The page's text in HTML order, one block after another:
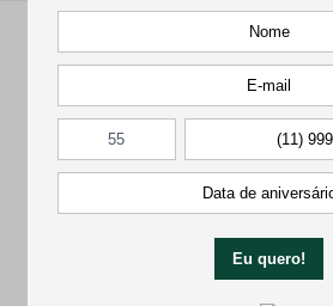
Entrega Garantida
Confira preços e prazos